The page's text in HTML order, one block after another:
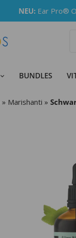
NEU: Ear Pro®
BUNDLES
» Marishanti »